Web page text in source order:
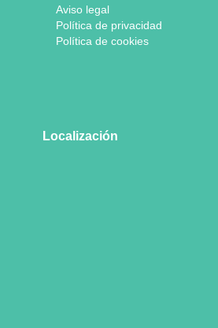
Aviso legal
Política de privacidad
Política de cookies
Localización